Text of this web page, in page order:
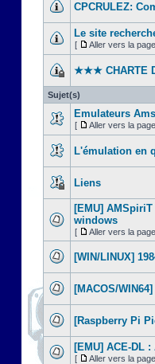
CPCRULEZ:
Le site
[ Aller vers la
★★★ CHARTE
Sujet(s)
Emulateurs
[ Aller vers la
L'émulation en
Liens
[EMU]
windows
[ Aller vers la
[WIN/LINUX]
[MACOS/
[Raspberry Pi
[EMU] ACE-DL
[ Aller vers la